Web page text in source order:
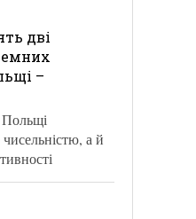
дві
–
Польщі
а й